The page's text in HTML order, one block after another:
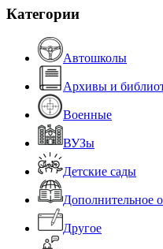
Категории
Автошколы
Архивы и
Военные
ВУЗы
Детские сады
Дополнительное
Другое